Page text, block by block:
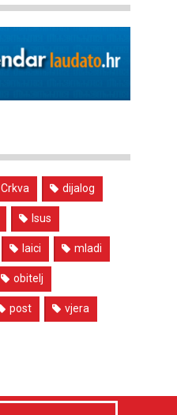
Crkva dijalog
Isus
laici mladi
obitelj
post vjera